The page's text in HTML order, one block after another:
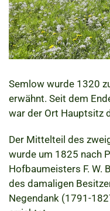
Semlow wurde 1320
erwähnt. Seit dem
war der Ort Hauptsitz
Der Mittelteil des
wurde um 1825 nach
Hofbaumeisters F. W.
des damaligen
Negendank (1791-